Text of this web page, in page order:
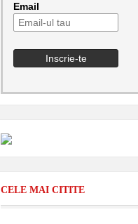
Email
CELE MAI CITITE